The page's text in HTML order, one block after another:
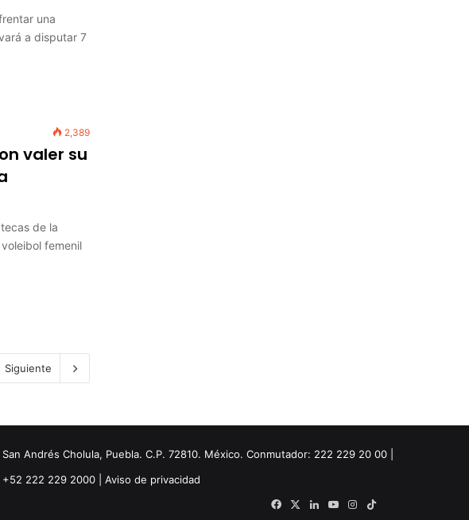
una
a disputar 7
2,389
valer su
de la
femenil
Siguiente
Andrés Cholula, Puebla. C.P. 72810. México. Conmutador: 222 229 20 00 |
222 229 2000 | Aviso de privacidad
Facebook
X LinkedInYouTubeInstagram
TikTok